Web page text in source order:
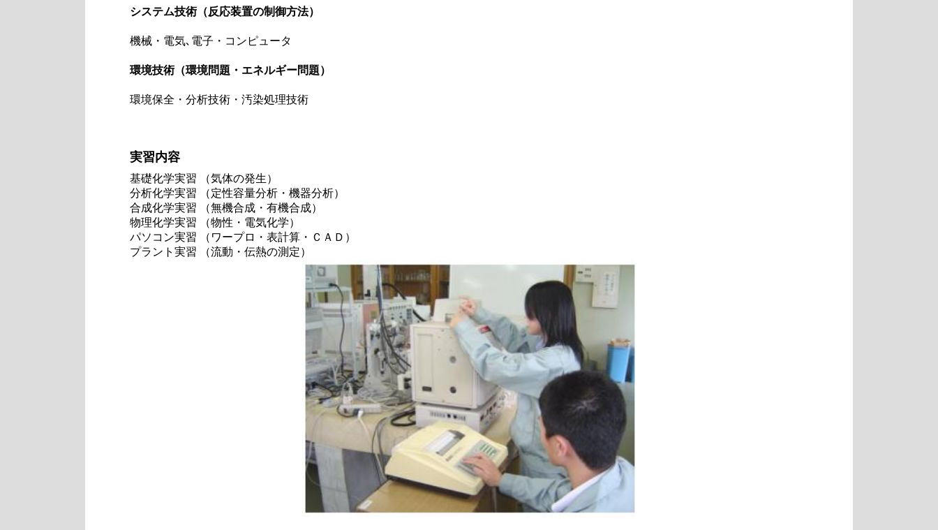
システム技術（反応装置の制御方法）
機械・電気､電子・コンピュータ
環境技術（環境問題・エネルギー問題）
環境保全・分析技術・汚染処理技術
実習内容
基礎化学実習 （気体の発生）
分析化学実習 （定性容量分析・機器分析）
合成化学実習 （無機合成・有機合成）
物理化学実習 （物性・電気化学）
パソコン実習 （ワープロ・表計算・ＣＡＤ）
プラント実習 （流動・伝熱の測定）